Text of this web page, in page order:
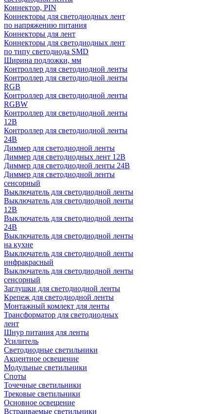
Коннектор, PIN
Коннекторы для светодиодных лент
по напряжению питания
Коннекторы для лент
Коннекторы для светодиодных лент
по типу светодиода SMD
Ширина подложки, мм
Контроллер для светодиодной ленты
Контроллер для светодиодной ленты
RGB
Контроллер для светодиодной ленты
RGBW
Контроллер для светодиодной ленты
12В
Контроллер для светодиодной ленты
24В
Диммер для светодиодной ленты
Диммер для светодиодных лент 12В
Диммер для светодиодной ленты 24В
Диммер для светодиодной ленты
сенсорный
Выключатель для светодиодной ленты
Выключатель для светодиодной ленты
12В
Выключатель для светодиодной ленты
24В
Выключатель для светодиодной ленты
на кухне
Выключатель для светодиодной ленты
инфракрасный
Выключатель для светодиодной ленты
сенсорный
Заглушки для светодиодной ленты
Крепеж для светодиодной ленты
Монтажный комлект для ленты
Трансформатор для светодиодных
лент
Шнур питания для ленты
Усилитель
Светодиодные светильники
Акцентное освещение
Модульные светильники
Споты
Точечные светильники
Трековые светильники
Основное освещение
Встраиваемые светильники